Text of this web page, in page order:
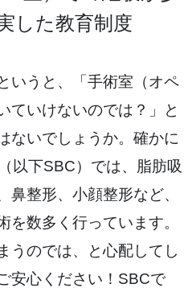
した教育制度
いうと、「手術室（オペ
ていけないのでは？」と
ないでしょうか。確かに
以下SBC）では、脂肪吸
鼻整形、小顔整形など、
を数多く行っています。
うのでは、と心配してし
安心ください！SBCで